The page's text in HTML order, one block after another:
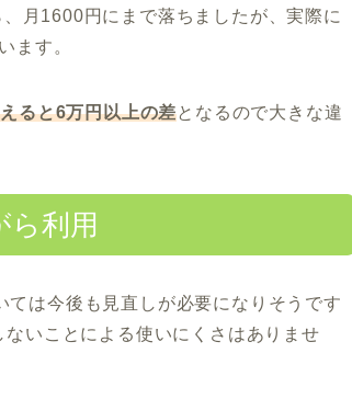
月1600円にまで落ちましたが、実際に
ます。
ると6万円以上の差となるので大きな違
ら利用
は今後も見直しが必要になりそうです
いことによる使いにくさはありませ